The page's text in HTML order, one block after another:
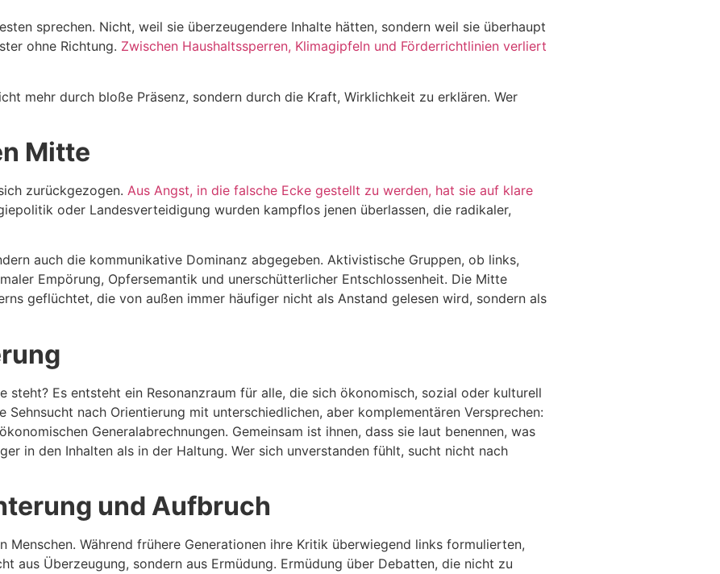
sprechen. Nicht, weil sie überzeugendere Inhalte hätten, sondern weil sie überhaupt
ohne Richtung. Zwischen Haushaltssperren, Klimagipfeln und Förderrichtlinien verliert
mehr durch bloße Präsenz, sondern durch die Kraft, Wirklichkeit zu erklären. Wer
Mitte
zurückgezogen. Aus Angst, in die falsche Ecke gestellt zu werden, hat sie auf klare
oder Landesverteidigung wurden kampflos jenen überlassen, die radikaler,
auch die kommunikative Dominanz abgegeben. Aktivistische Gruppen, ob links,
Empörung, Opfersemantik und unerschütterlicher Entschlossenheit. Die Mitte
geflüchtet, die von außen immer häufiger nicht als Anstand gelesen wird, sondern als
Es entsteht ein Resonanzraum für alle, die sich ökonomisch, sozial oder kulturell
nach Orientierung mit unterschiedlichen, aber komplementären Versprechen:
Generalabrechnungen. Gemeinsam ist ihnen, dass sie laut benennen, was
in den Inhalten als in der Haltung. Wer sich unverstanden fühlt, sucht nicht nach
und Aufbruch
Während frühere Generationen ihre Kritik überwiegend links formulierten,
aus Überzeugung, sondern aus Ermüdung. Ermüdung über Debatten, die nicht zu